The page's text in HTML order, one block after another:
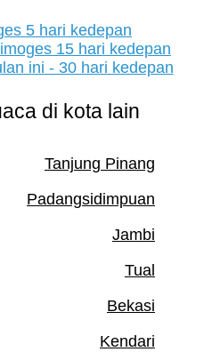
5 hari kedepan
15 hari kedepan
ini - 30 hari kedepan
di kota lain
Tanjung Pinang
Padangsidimpuan
Jambi
Tual
Bekasi
Kendari